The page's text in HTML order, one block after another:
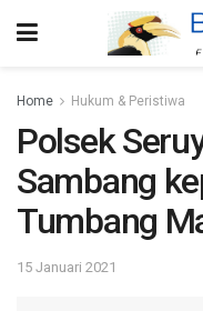
Home Hukum & Peristiwa
Polsek
Sambang
Tumbang
15 Januari 2021